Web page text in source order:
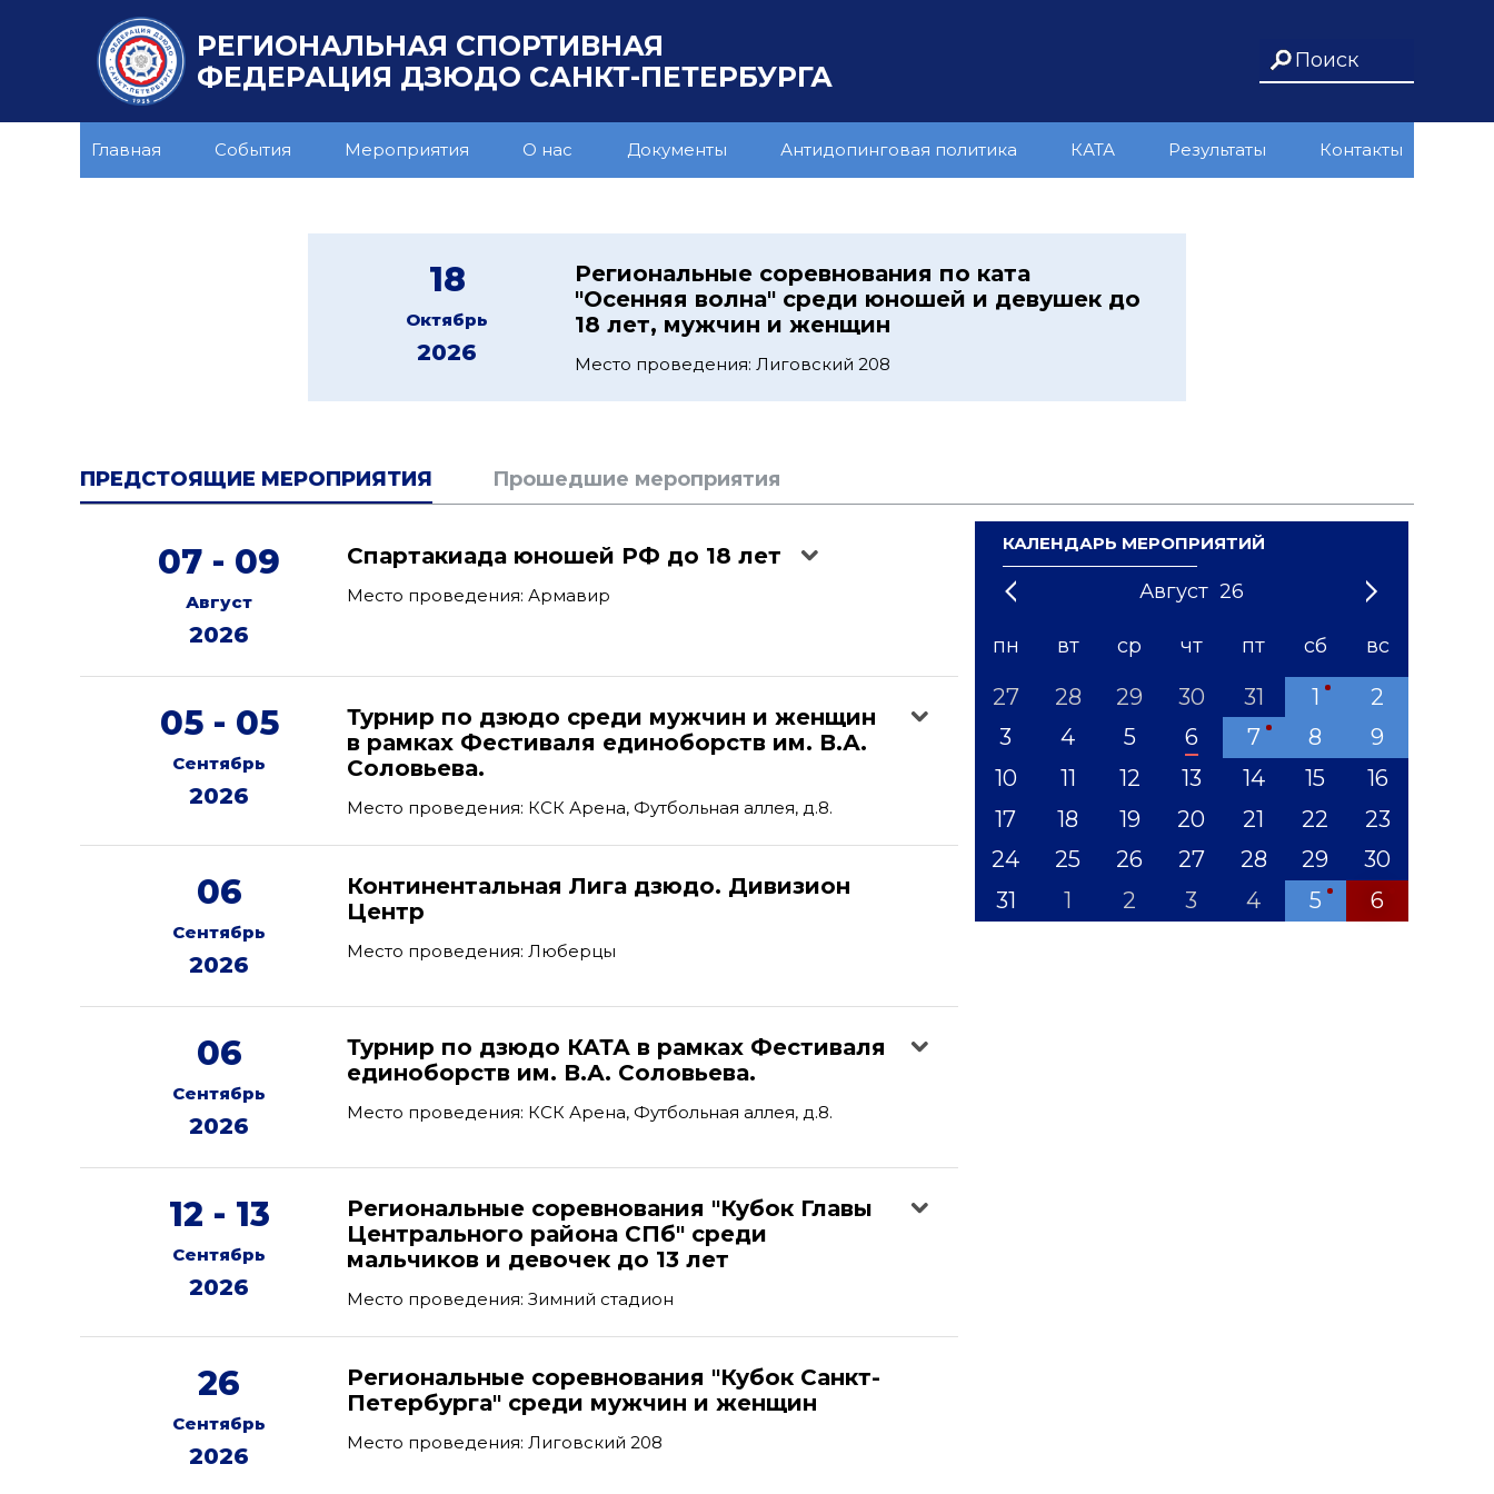
РЕГИОНАЛЬНАЯ СПОРТИВНАЯ
ФЕДЕРАЦИЯ ДЗЮДО САНКТ-ПЕТЕРБУРГА
Главная События Мероприятия О нас Документы Антидопинговая политика КАТА Результаты Контакты
18
Октябрь
2026
Региональные соревнования по ката
"Осенняя волна" среди юношей и девушек до
18 лет, мужчин и женщин
Место проведения: Лиговский 208
ПРЕДСТОЯЩИЕ МЕРОПРИЯТИЯ Прошедшие мероприятия
07 - 09
Август
2026
Спартакиада юношей РФ до 18 лет
Место проведения: Армавир
05 - 05
Сентябрь
2026
Турнир по дзюдо среди мужчин и женщин
в рамках Фестиваля единоборств им. В.А.
Соловьева.
Место проведения: КСК Арена, Футбольная аллея, д.8.
06
Сентябрь
2026
Континентальная Лига дзюдо. Дивизион
Центр
Место проведения: Люберцы
06
Сентябрь
2026
Турнир по дзюдо КАТА в рамках Фестиваля
единоборств им. В.А. Соловьева.
Место проведения: КСК Арена, Футбольная аллея, д.8.
12 - 13
Сентябрь
2026
Региональные соревнования "Кубок Главы
Центрального района СПб" среди
мальчиков и девочек до 13 лет
Место проведения: Зимний стадион
26
Сентябрь
2026
Региональные соревнования "Кубок Санкт-
Петербурга" среди мужчин и женщин
Место проведения: Лиговский 208
КАЛЕНДАРЬ МЕРОПРИЯТИЙ
Август 26
1 3 5 8 10 12
'21 '23 '24 '25 '26 '27 '28 '29 '31
пн вт ср чт пт сб вс
27 28 29 30 31 1
2
3
4 5 6 7 8
9
10
11 12 13 14 15
16
17
18 19 20 21 22
23
24
25 26 27 28 29
30
31
1 2 3 4 5 6